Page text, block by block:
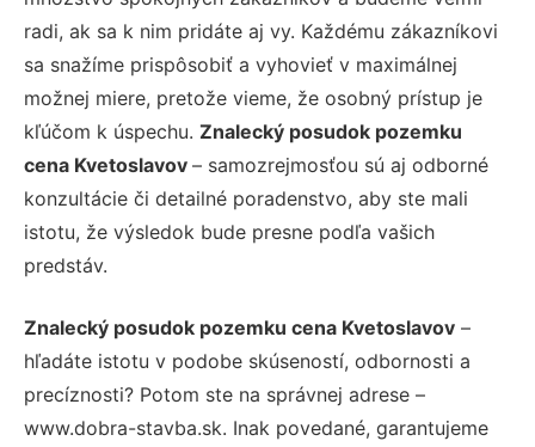
radi, ak sa k nim pridáte aj vy. Každému zákazníkovi
sa snažíme prispôsobiť a vyhovieť v maximálnej
možnej miere, pretože vieme, že osobný prístup je
kľúčom k úspechu. Znalecký posudok pozemku
cena Kvetoslavov – samozrejmosťou sú aj odborné
konzultácie či detailné poradenstvo, aby ste mali
istotu, že výsledok bude presne podľa vašich
predstáv.
Znalecký posudok pozemku cena Kvetoslavov –
hľadáte istotu v podobe skúseností, odbornosti a
precíznosti? Potom ste na správnej adrese –
www.dobra-stavba.sk. Inak povedané, garantujeme